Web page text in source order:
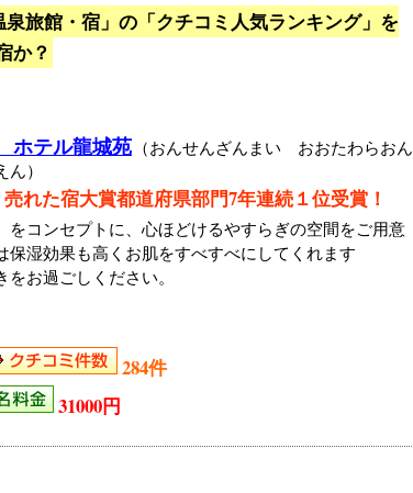
旅館・宿」の「クチコミ人気ランキング」を
か？
テル龍城苑 （おんせんざんまい おおたわらおん
）
れた宿大賞都道府県部門7年連続１位受賞！
をコンセプトに、心ほどけるやすらぎの空間をご用意
保湿効果も高くお肌をすべすべにしてくれます
お過ごしください。
284件
31000円